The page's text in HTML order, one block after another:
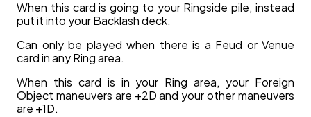
When this card is going to your Ringside pile, instead
put it into your Backlash deck.
Can only be played when there is a Feud or Venue
card in any Ring area.
When this card is in your Ring area, your Foreign
Object maneuvers are +2D and your other maneuvers
are +1D.